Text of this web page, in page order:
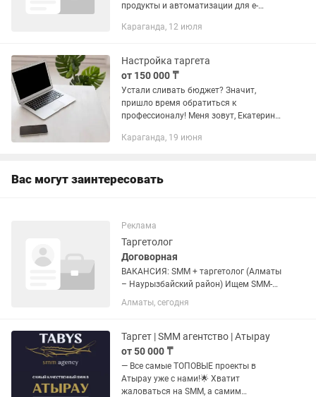
продукты и автоматизации для e-
быстро, без бюрократии — решения
компании- BLESS...
Караганда, 12 июля
Настройка таргета
от 150 000 ₸
Устали сливать бюджет? Значит,
пришло время обратиться к
профессионалу! Меня зовут, Екатерина.
таргет под ключ в Facebook и
Караганда, 19 июня
Вас могут заинтересовать
Реклама
Таргетолог
Договорная
ВАКАНСИЯ: SMM + таргетолог (Алматы
– Наурызбайский район) Ищем SMM-
специалиста с навыками таргета для
салона красоты Задачи: • iPhone новой
Instagram и TikTok •...
Алматы, сегодня
Таргет | SMM агентство | Атырау
от 50 000 ₸
— Все самые ТОПОВЫЕ проекты в
Атырау уже с нами!🌟 Хватит
жаловаться на SMM, а самим